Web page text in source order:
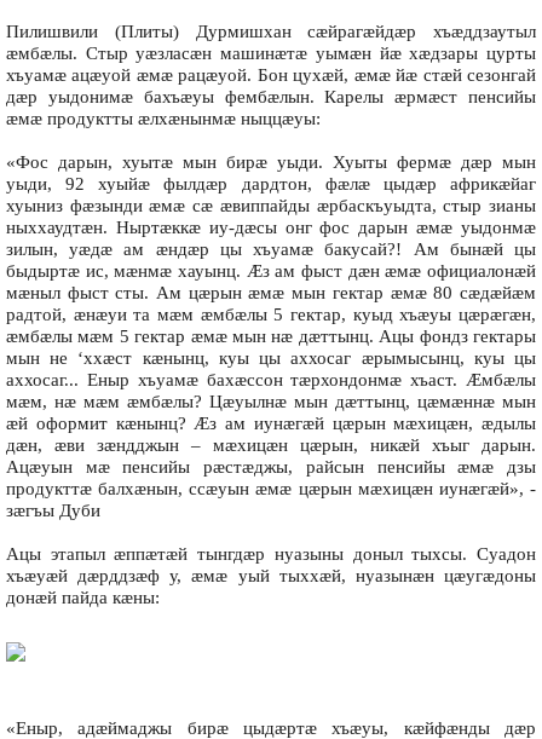
Пилишвили (Плиты) Дурмишхан сæйрагæйдæр хъæддзаутыл
æмбæлы. Стыр уæзласæн машинæтæ уымæн йæ хæдзары цурты
хъуамæ ацæуой æмæ рацæуой. Бон цухæй, æмæ йæ стæй сезонгай
дæр уыдонимæ бахъæуы фембæлын. Карелы æрмæст пенсийы
æмæ продуктты æлхæнынмæ ныццæуы:
«Фос дарын, хуытæ мын бирæ уыди. Хуыты фермæ дæр мын
уыди, 92 хуыйæ фылдæр дардтон, фæлæ цыдæр африкæйаг
хуыниз фæзынди æмæ сæ æвиппайды æрбаскъуыдта, стыр зианы
ныххаудтæн. Ныртæккæ иу-дæсы онг фос дарын æмæ уыдонмæ
зилын, уæдæ ам æндæр цы хъуамæ бакусай?! Ам бынæй цы
быдыртæ ис, мæнмæ хауынц. Æз ам фыст дæн æмæ официалонæй
мæныл фыст сты. Ам цæрын æмæ мын гектар æмæ 80 сæдæйæм
радтой, æнæуи та мæм æмбæлы 5 гектар, куыд хъæуы цæрæгæн,
æмбæлы мæм 5 гектар æмæ мын нæ дæттынц. Ацы фондз гектары
мын не ‘ххæст кæнынц, куы цы аххосаг æрымысынц, куы цы
аххосаг... Еныр хъуамæ бахæссон тæрхондонмæ хъаст. Æмбæлы
мæм, нæ мæм æмбæлы? Цæуылнæ мын дæттынц, цæмæннæ мын
æй оформит кæнынц? Æз ам иунæгæй цæрын мæхицæн, æдылы
дæн, æви зæндджын – мæхицæн цæрын, никæй хъыг дарын.
Ацæуын мæ пенсийы рæстæджы, райсын пенсийы æмæ дзы
продукттæ балхæнын, ссæуын æмæ цæрын мæхицæн иунæгæй», -
зæгъы Дуби
Ацы этапыл æппæтæй тынгдæр нуазыны доныл тыхсы. Суадон
хъæуæй дæрддзæф у, æмæ уый тыххæй, нуазынæн цæугæдоны
донæй пайда кæны:
«Еныр, адæймаджы бирæ цыдæртæ хъæуы, кæйфæнды дæр